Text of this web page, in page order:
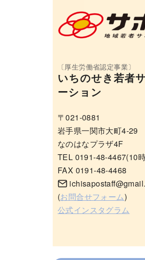
いちのせき若者
ーション
〒021-0881
岩手県一関市大町4-29
なのはなプラザ4F
TEL 0191-48-4467(10
FAX 0191-48-4468
(お問合せフォーム)
公式インスタグラム